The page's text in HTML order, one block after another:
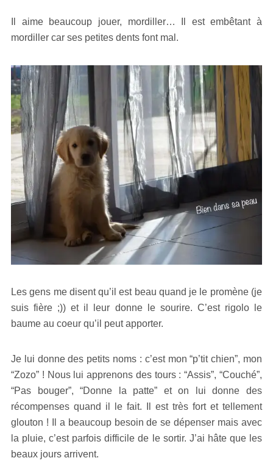
Il aime beaucoup jouer, mordiller… Il est embêtant à
mordiller car ses petites dents font mal.
Les gens me disent qu’il est beau quand je le promène (je
suis fière ;)) et il leur donne le sourire. C’est rigolo le
baume au coeur qu’il peut apporter.
Je lui donne des petits noms : c’est mon “p’tit chien”, mon
“Zozo” ! Nous lui apprenons des tours : “Assis”, “Couché”,
“Pas bouger”, “Donne la patte” et on lui donne des
récompenses quand il le fait. Il est très fort et tellement
glouton ! Il a beaucoup besoin de se dépenser mais avec
la pluie, c’est parfois difficile de le sortir. J’ai hâte que les
beaux jours arrivent.